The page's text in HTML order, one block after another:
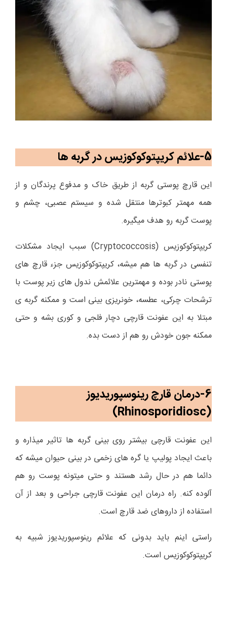
5-علائم کریپتوکوکوزیس در گربه ها
این قارچ پوستی گربه از طریق خاک و مدفوع پرندگان و از
همه مهمتر کبوترها منتقل شده و سیستم عصبی، چشم و
پوست گربه رو هدف میگیره.
کریپتوکوکوزیس (Cryptococcosis) سبب ایجاد مشکلات
تنفسی در گربه ها هم میشه، کریپتوکوکوزیس جزء قارچ های
پوستی نادر بوده و مهمترین علائمش ندول های زیر پوست با
ترشحات چرکی، عطسه، خونریزی بینی است و ممکنه گربه ی
مبتلا به این عفونت قارچی دچار فلجی و کوری بشه و حتی
ممکنه جون خودش رو هم از دست بده.
6-درمان قارچ رینوسپوریدیوز
(
Rhinosporidiosc
)
این عفونت قارچی بیشتر روی بینی گربه ها تاثیر میذاره و
باعث ایجاد پولیپ یا گره های زخمی در بینی حیوان میشه که
دائما هم در حال رشد هستند و حتی میتونه پوست رو هم
آلوده کنه. راه درمان این عفونت قارچی جراحی و بعد از آن
استفاده از داروهای ضد قارچ است.
راستی اینم باید بدونی که علائم رینوسپوریدیوز شبیه به
کریپتوکوکوزیس است.